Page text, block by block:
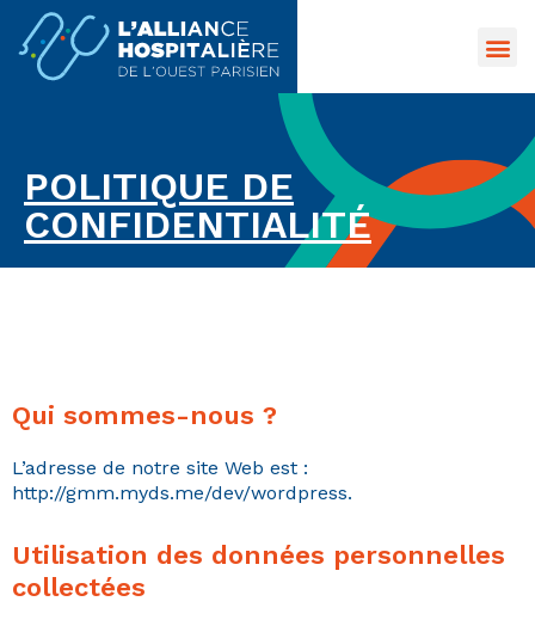
contenu
POLITIQUE DE
CONFIDENTIALITÉ
Qui sommes-nous ?
L’adresse de notre site Web est :
http://gmm.myds.me/dev/wordpress.
Utilisation des données personnelles
collectées